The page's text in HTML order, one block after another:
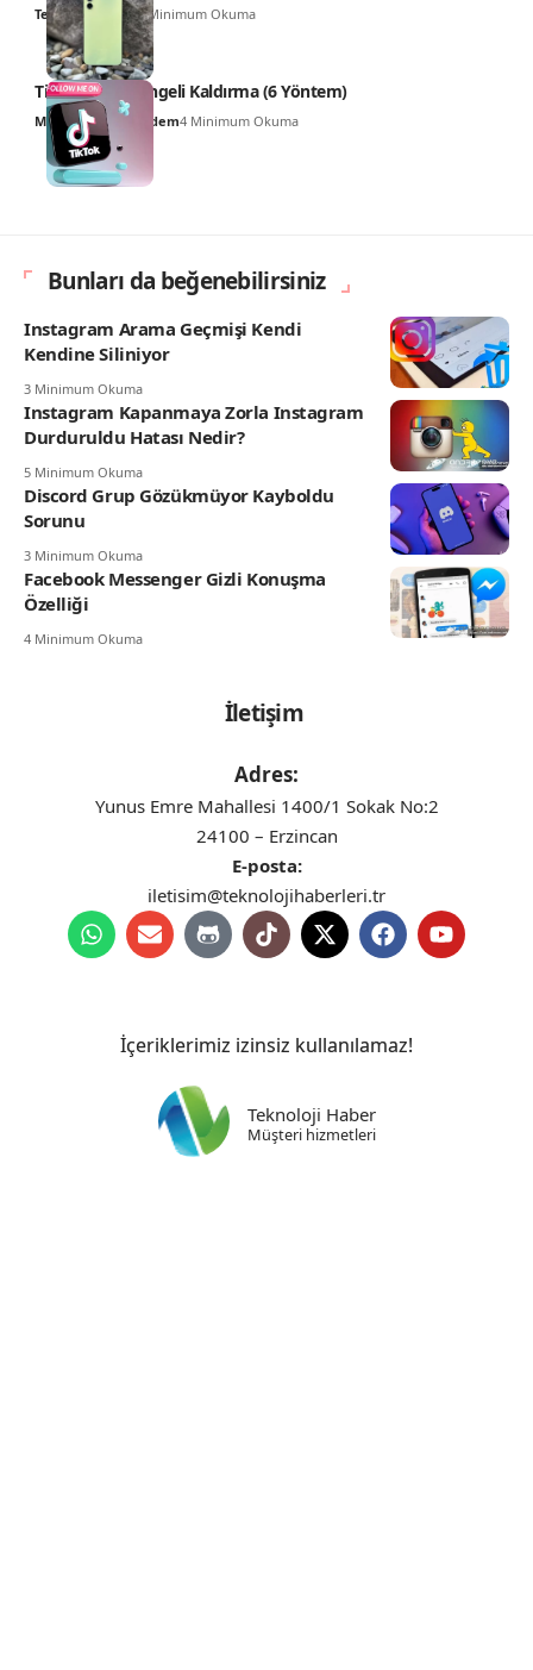
Teknoloji Haber5 Minimum Okuma
TikTok Mesaj Engeli Kaldırma (6 Yöntem)
Mustafa Kemal Erdem4 Minimum Okuma
Bunları da beğenebilirsiniz
Instagram Arama Geçmişi Kendi
Kendine Siliniyor
3 Minimum Okuma
Instagram Kapanmaya Zorla Instagram
Durduruldu Hatası Nedir?
5 Minimum Okuma
Discord Grup Gözükmüyor Kayboldu
Sorunu
3 Minimum Okuma
Facebook Messenger Gizli Konuşma
Özelliği
4 Minimum Okuma
İletişim
Adres:
Yunus Emre Mahallesi 1400/1 Sokak No:2
24100 – Erzincan
E-posta:
iletisim@teknolojihaberleri.tr
İçeriklerimiz izinsiz kullanılamaz!
Teknoloji Haber
Müşteri hizmetleri